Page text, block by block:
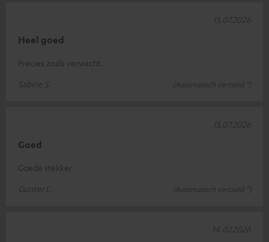
Heel goed
Precies zoals verwacht.
Sabine S.
(Automatisch vertaald *)
15.07.2026
Goed
Goede stekker
Gunter L.
(Automatisch vertaald *)
15.07.2026
14.07.2026